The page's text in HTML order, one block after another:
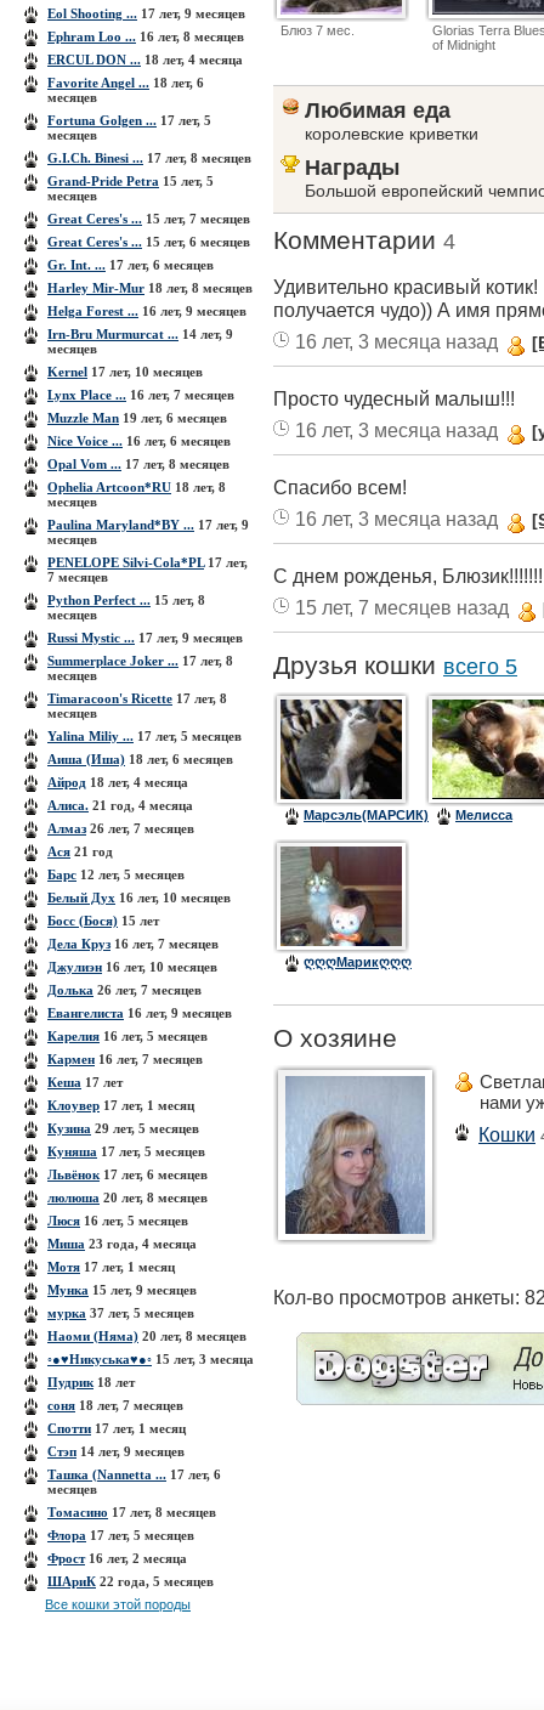
Eol Shooting ... 17 лет, 9 месяцев
Ephram Loo ... 16 лет, 8 месяцев
ERCUL DON ... 18 лет, 4 месяца
Favorite Angel ... 18 лет, 6
месяцев
Fortuna Golgen ... 17 лет, 5
месяцев
G.I.Ch. Binesi ... 17 лет, 8 месяцев
Grand-Pride Petra 15 лет, 5
месяцев
Great Ceres's ... 15 лет, 7 месяцев
Great Ceres's ... 15 лет, 6 месяцев
Gr. Int. ... 17 лет, 6 месяцев
Harley Mir-Mur 18 лет, 8 месяцев
Helga Forest ... 16 лет, 9 месяцев
Irn-Bru Murmurсat ... 14 лет, 9
месяцев
Kernel 17 лет, 10 месяцев
Lynx Place ... 16 лет, 7 месяцев
Muzzle Man 19 лет, 6 месяцев
Nice Voice ... 16 лет, 6 месяцев
Opal Vom ... 17 лет, 8 месяцев
Ophelia Artcoon*RU 18 лет, 8
месяцев
Paulina Maryland*BY ... 17 лет, 9
месяцев
PENELOPE Silvi-Cola*PL17 лет,
7 месяцев
Python Perfect ... 15 лет, 8
месяцев
Russi Mystic ... 17 лет, 9 месяцев
Summerplace Joker ... 17 лет, 8
месяцев
Timaracoon's Ricette 17 лет, 8
месяцев
Yalina Miliy ... 17 лет, 5 месяцев
Аиша (Иша) 18 лет, 6 месяцев
Айрод 18 лет, 4 месяца
Алиса. 21 год, 4 месяца
Алмаз26 лет, 7 месяцев
Ася 21 год
Барс 12 лет, 5 месяцев
Белый Дух 16 лет, 10 месяцев
Босс (Бося) 15 лет
Дела Круз16 лет, 7 месяцев
Джулиэн 16 лет, 10 месяцев
Долька 26 лет, 7 месяцев
Евангелиста 16 лет, 9 месяцев
Карелия 16 лет, 5 месяцев
Кармен 16 лет, 7 месяцев
Кеша 17 лет
Клоувер 17 лет, 1 месяц
Кузина 29 лет, 5 месяцев
Куняша 17 лет, 5 месяцев
Львёнок 17 лет, 6 месяцев
люлюша 20 лет, 8 месяцев
Люся 16 лет, 5 месяцев
Миша 23 года, 4 месяца
Мотя 17 лет, 1 месяц
Мунка 15 лет, 9 месяцев
мурка 37 лет, 5 месяцев
Наоми (Няма) 20 лет, 8 месяцев
◦●♥Никуська♥●◦ 15 лет, 3 месяца
Пудрик 18 лет
соня 18 лет, 7 месяцев
Спотти 17 лет, 1 месяц
Стэп 14 лет, 9 месяцев
Ташка (Nannetta ... 17 лет, 6
месяцев
Томасино 17 лет, 8 месяцев
Флора 17 лет, 5 месяцев
Фрост16 лет, 2 месяца
ШАриК 22 года, 5 месяцев
Все кошки этой породы
Блюз 7 мес.
Glorias Terra
of Midnight
Любимая еда
королевские криветки
Награды
Большой европейский
Комментарии 4
Удивительно красивый
получается чудо)) А имя
16 лет, 3 месяца назад
Просто чудесный малыш!!!
16 лет, 3 месяца назад
Спасибо всем!
16 лет, 3 месяца назад
С днем рожденья,
15 лет, 7 месяцев назад
Друзья кошки всего 5
Марсэль(МАРСИК) Мелисса
ღღღМарикღღღ
О хозяине
нами
Кошки
Кол-во просмотров анкеты: